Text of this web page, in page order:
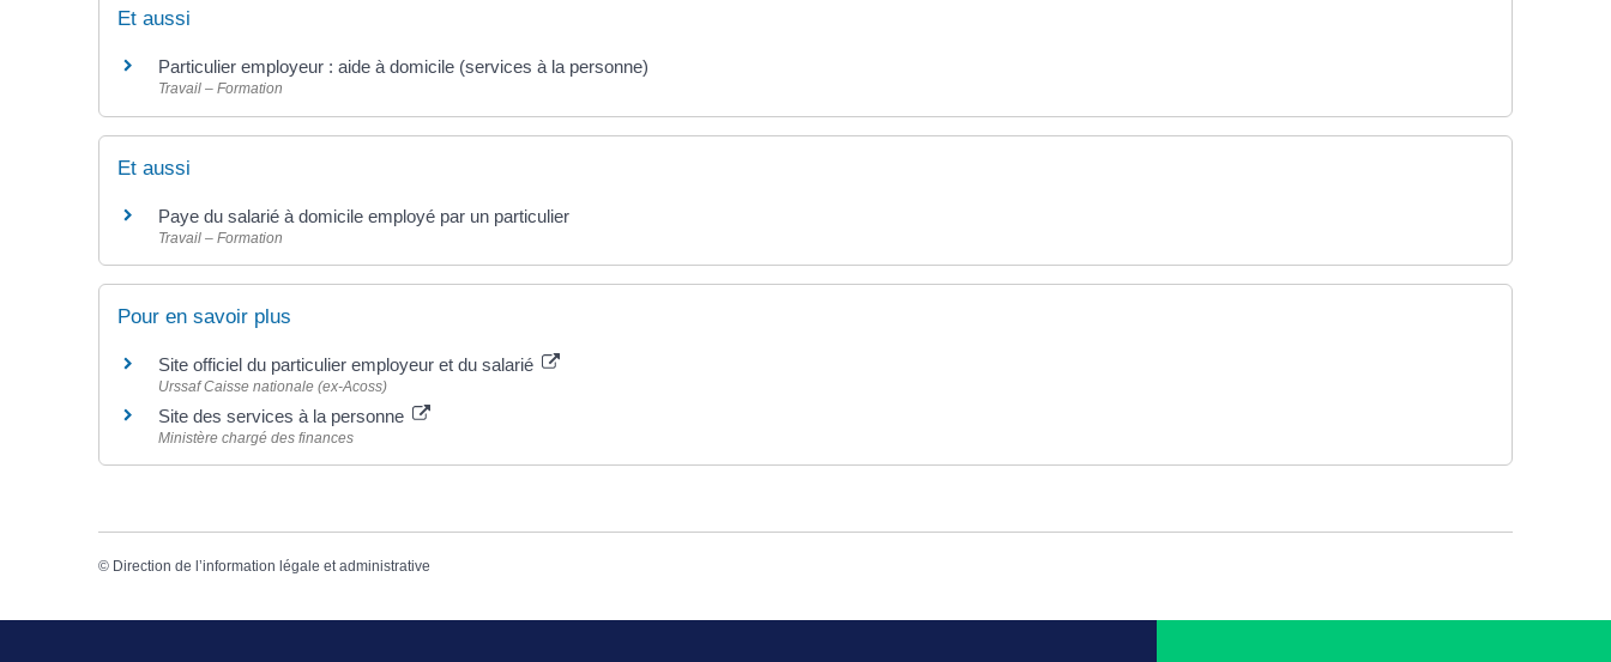
Et aussi
Particulier employeur : aide à domicile (services à la personne)
Travail – Formation
Et aussi
Paye du salarié à domicile employé par un particulier
Travail – Formation
Pour en savoir plus
Site officiel du particulier employeur et du salarié
Urssaf Caisse nationale (ex-Acoss)
Site des services à la personne
Ministère chargé des finances
© Direction de l’information légale et administrative